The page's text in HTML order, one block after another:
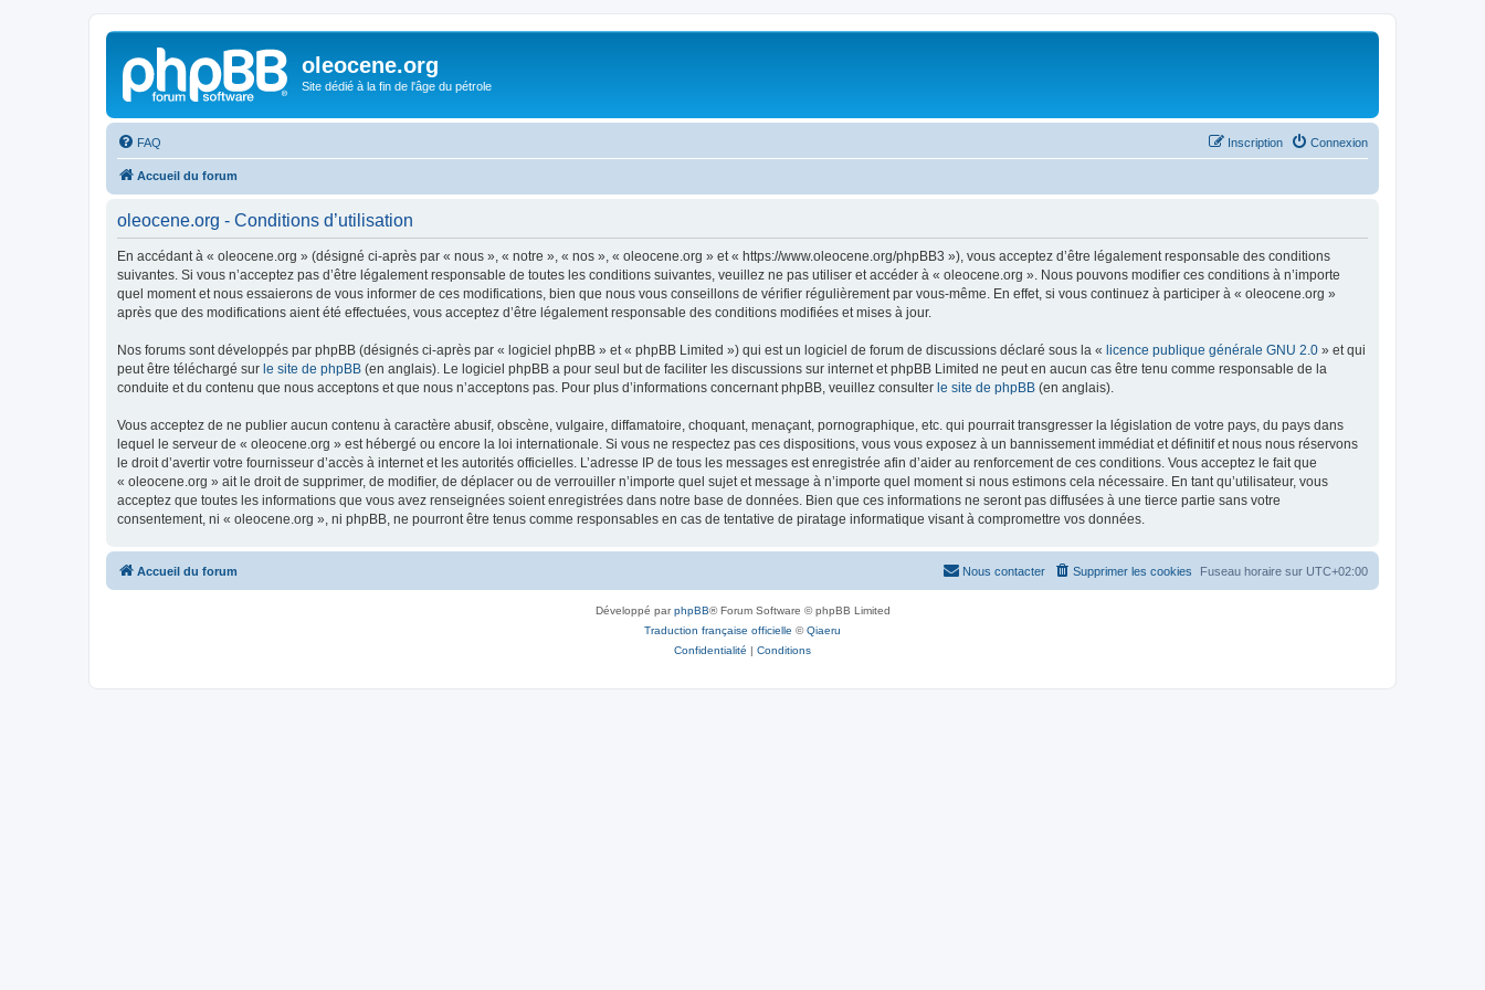
oleocene.org
Site dédié à la fin de l'âge du pétrole
FAQ Connexion
Inscription
Accueil du forum
oleocene.org - Conditions d’utilisation
En accédant à « oleocene.org » (désigné ci-après par « nous », « notre », « nos », « oleocene.org » et « https://www.oleocene.org/phpBB3 »), vous acceptez d’être légalement responsable des conditions
suivantes. Si vous n’acceptez pas d’être légalement responsable de toutes les conditions suivantes, veuillez ne pas utiliser et accéder à « oleocene.org ». Nous pouvons modifier ces conditions à n’importe
quel moment et nous essaierons de vous informer de ces modifications, bien que nous vous conseillons de vérifier régulièrement par vous-même. En effet, si vous continuez à participer à « oleocene.org »
après que des modifications aient été effectuées, vous acceptez d’être légalement responsable des conditions modifiées et mises à jour.
Nos forums sont développés par phpBB (désignés ci-après par « logiciel phpBB » et « phpBB Limited ») qui est un logiciel de forum de discussions déclaré sous la « licence publique générale GNU 2.0 » et qui
peut être téléchargé sur le site de phpBB (en anglais). Le logiciel phpBB a pour seul but de faciliter les discussions sur internet et phpBB Limited ne peut en aucun cas être tenu comme responsable de la
conduite et du contenu que nous acceptons et que nous n’acceptons pas. Pour plus d’informations concernant phpBB, veuillez consulter le site de phpBB (en anglais).
Vous acceptez de ne publier aucun contenu à caractère abusif, obscène, vulgaire, diffamatoire, choquant, menaçant, pornographique, etc. qui pourrait transgresser la législation de votre pays, du pays dans
lequel le serveur de « oleocene.org » est hébergé ou encore la loi internationale. Si vous ne respectez pas ces dispositions, vous vous exposez à un bannissement immédiat et définitif et nous nous réservons
le droit d’avertir votre fournisseur d’accès à internet et les autorités officielles. L’adresse IP de tous les messages est enregistrée afin d’aider au renforcement de ces conditions. Vous acceptez le fait que
« oleocene.org » ait le droit de supprimer, de modifier, de déplacer ou de verrouiller n’importe quel sujet et message à n’importe quel moment si nous estimons cela nécessaire. En tant qu’utilisateur, vous
acceptez que toutes les informations que vous avez renseignées soient enregistrées dans notre base de données. Bien que ces informations ne seront pas diffusées à une tierce partie sans votre
consentement, ni « oleocene.org », ni phpBB, ne pourront être tenus comme responsables en cas de tentative de piratage informatique visant à compromettre vos données.
Accueil du forum Fuseau horaire sur UTC+02:00
Supprimer les cookies
Nous contacter
Développé parphpBB® Forum Software © phpBB Limited
Traduction française officielle ©Qiaeru
Confidentialité | Conditions